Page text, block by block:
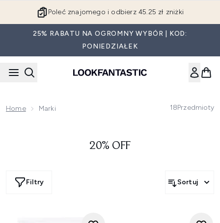
Poleć znajomego i odbierz 45.25 zł zniżki
25% RABATU NA OGROMNY WYBÓR | KOD:
PONIEDZIAŁEK
Home Marki 18Przedmioty
20% OFF
Filtry Sortuj